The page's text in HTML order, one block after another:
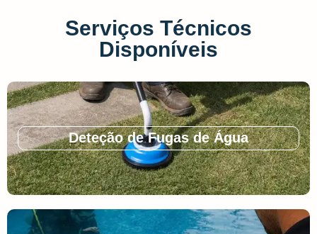
Serviços Técnicos
Disponíveis
Deteção de Fugas de Água